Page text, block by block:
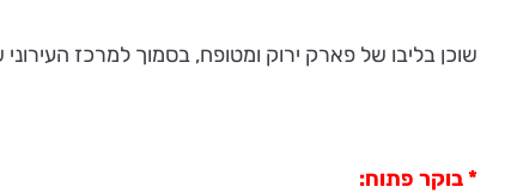
שוכן בליבו של פארק ירוק ומטופח, בסמוך למרכז
* בוקר פתוח: